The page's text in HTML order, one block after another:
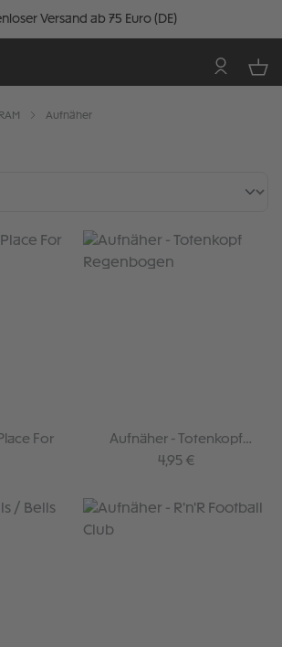
Versand ab 75 Euro (DE)
Aufnäher
For
Preis:
Aufnäher - Totenkopf
Regenbogen
Regulärer Preis:
4,95 €